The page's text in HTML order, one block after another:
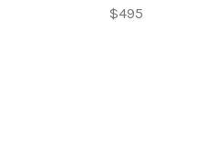
$495